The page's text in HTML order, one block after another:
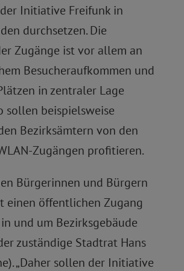
Initiative Freifunk in
durchsetzen. Die
Zugänge ist vor allem an
Besucheraufkommen und
in zentraler Lage
sollen beispielsweise
Bezirksämtern von den
Zugängen profitieren.
Bürgerinnen und Bürgern
einen öffentlichen Zugang
und um Bezirksgebäude
zuständige Stadtrat Hans
„Daher sollen der Initiative